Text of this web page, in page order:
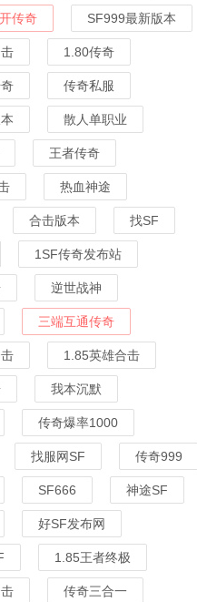
传奇 SF999最新版本
1.80传奇
传奇私服
散人单职业
王者传奇
热血神途
合击版本 找SF
1SF传奇发布站
逆世战神
三端互通传奇
1.85英雄合击
我本沉默
传奇爆率1000
找服网SF 传奇999
SF666 神途SF
好SF发布网
1.85王者终极
传奇三合一